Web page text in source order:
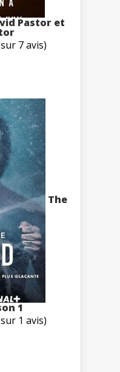
Pastor et
7 avis)
The
1
1 avis)